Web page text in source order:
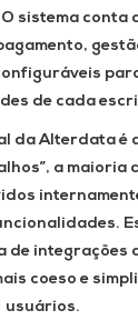
sistema conta
de cada
da Alterdata é
a maioria
de integrações
coeso e
usuários.